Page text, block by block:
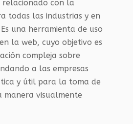
con la
todas las industrias y en
una herramienta de uso
la web, cuyo objetivo es
compleja sobre
a las empresas
y útil para la toma de
manera visualmente